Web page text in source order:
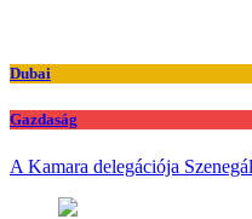
Dubai
Gazdaság
A Kamara delegációja